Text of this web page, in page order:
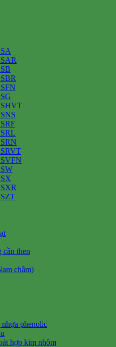
SHVT
then
châm)
nhựa phenolic
hợp kim nhôm